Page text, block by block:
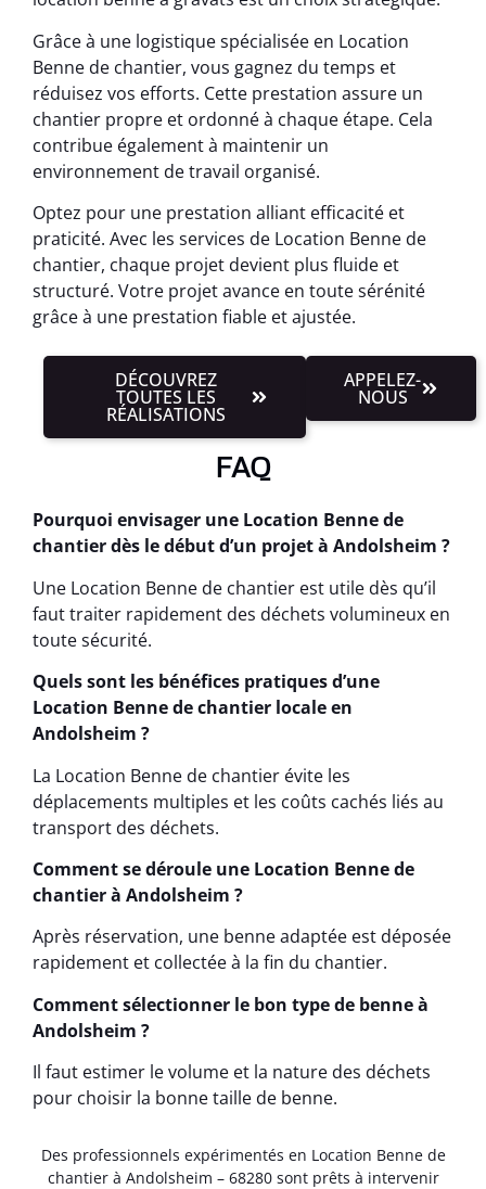
Grâce à une logistique spécialisée en Location
Benne de chantier, vous gagnez du temps et
réduisez vos efforts. Cette prestation assure un
chantier propre et ordonné à chaque étape. Cela
contribue également à maintenir un
environnement de travail organisé.
Optez pour une prestation alliant efficacité et
praticité. Avec les services de Location Benne de
chantier, chaque projet devient plus fluide et
structuré. Votre projet avance en toute sérénité
grâce à une prestation fiable et ajustée.
DÉCOUVREZ
TOUTES LES
RÉALISATIONS
APPELEZ-
NOUS
FAQ
Pourquoi envisager une Location Benne de
chantier dès le début d’un projet à Andolsheim ?
Une Location Benne de chantier est utile dès qu’il
faut traiter rapidement des déchets volumineux en
toute sécurité.
Quels sont les bénéfices pratiques d’une
Location Benne de chantier locale en
Andolsheim ?
La Location Benne de chantier évite les
déplacements multiples et les coûts cachés liés au
transport des déchets.
Comment se déroule une Location Benne de
chantier à Andolsheim ?
Après réservation, une benne adaptée est déposée
rapidement et collectée à la fin du chantier.
Comment sélectionner le bon type de benne à
Andolsheim ?
Il faut estimer le volume et la nature des déchets
pour choisir la bonne taille de benne.
Des professionnels expérimentés en Location Benne de
chantier à Andolsheim – 68280 sont prêts à intervenir